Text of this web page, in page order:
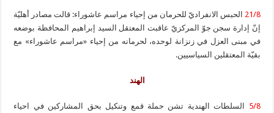
21/8 الحبس الانفراديّ للحرمان من إحياء مراسم عاشوراء: قالت مصادر أهليّة
إنّ إدارة سجن جوّ المركزيّ عاقبت المعتقل السيد إبراهيم المحافظة بوضعه
في مبنى العزل في زنزانة لوحده، لحرمانه من إحياء «مراسم عاشوراء» مع
بقيّة المعتقلين السياسيين.
الهند
5/8 السلطات الهندية تشن حملة قمع وتنكيل بحق المشاركين في احياء